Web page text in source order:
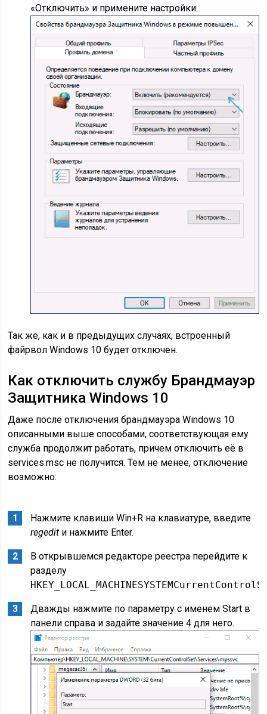
«Отключить» и примените настройки.
Так же, как и в предыдущих случаях, встроенный
файрвол Windows 10 будет отключен.
Как отключить службу Брандмауэр
Защитника Windows 10
Даже после отключения брандмауэра Windows 10
описанными выше способами, соответствующая ему
служба продолжит работать, причем отключить её в
services.msc не получится. Тем не менее, отключение
возможно:
Нажмите клавиши Win+R на клавиатуре, введите
regedit и нажмите Enter.
В открывшемся редакторе реестра перейдите к
разделу
Дважды нажмите по параметру с именем Start в
панели справа и задайте значение 4 для него.